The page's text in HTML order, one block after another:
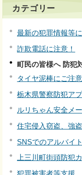
カテゴリー
最新の犯罪情報等
詐欺電話に注意！
町民の皆様へ 防犯
タイヤ泥棒にご注
栃木県警察防犯ア
ルリちゃん安全メ
住宅侵入窃盗、強
SNSでのアルバイ
上三川町街頭防犯
犯罪被害者等支援